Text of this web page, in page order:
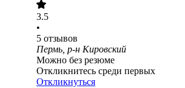
3.5
•
5 отзывов
Пермь, р-н Кировский
Можно без резюме
Откликнитесь среди первых
Откликнуться